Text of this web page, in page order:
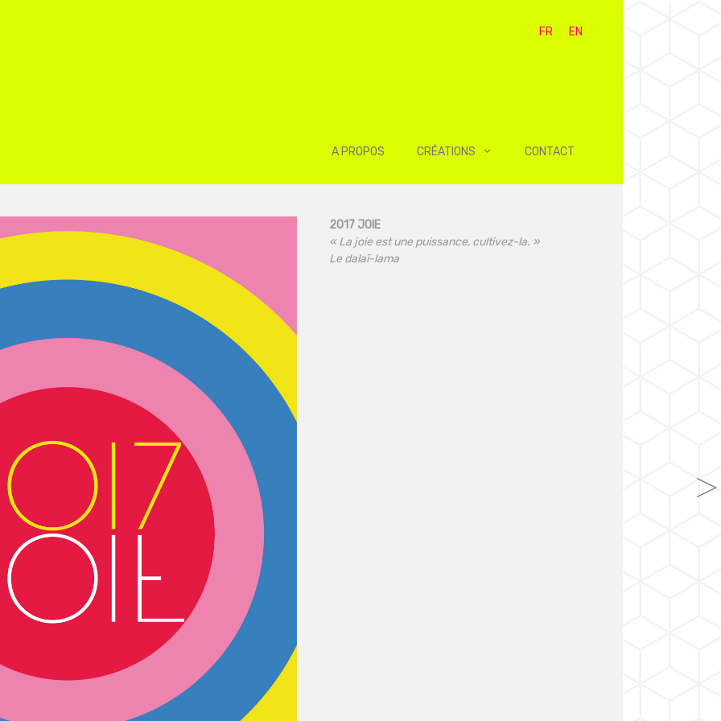
FR EN
A PROPOS CRÉATIONS CONTACT
2017 JOIE
« La joie est une puissance, cultivez-la. »
Le dalaï-lama